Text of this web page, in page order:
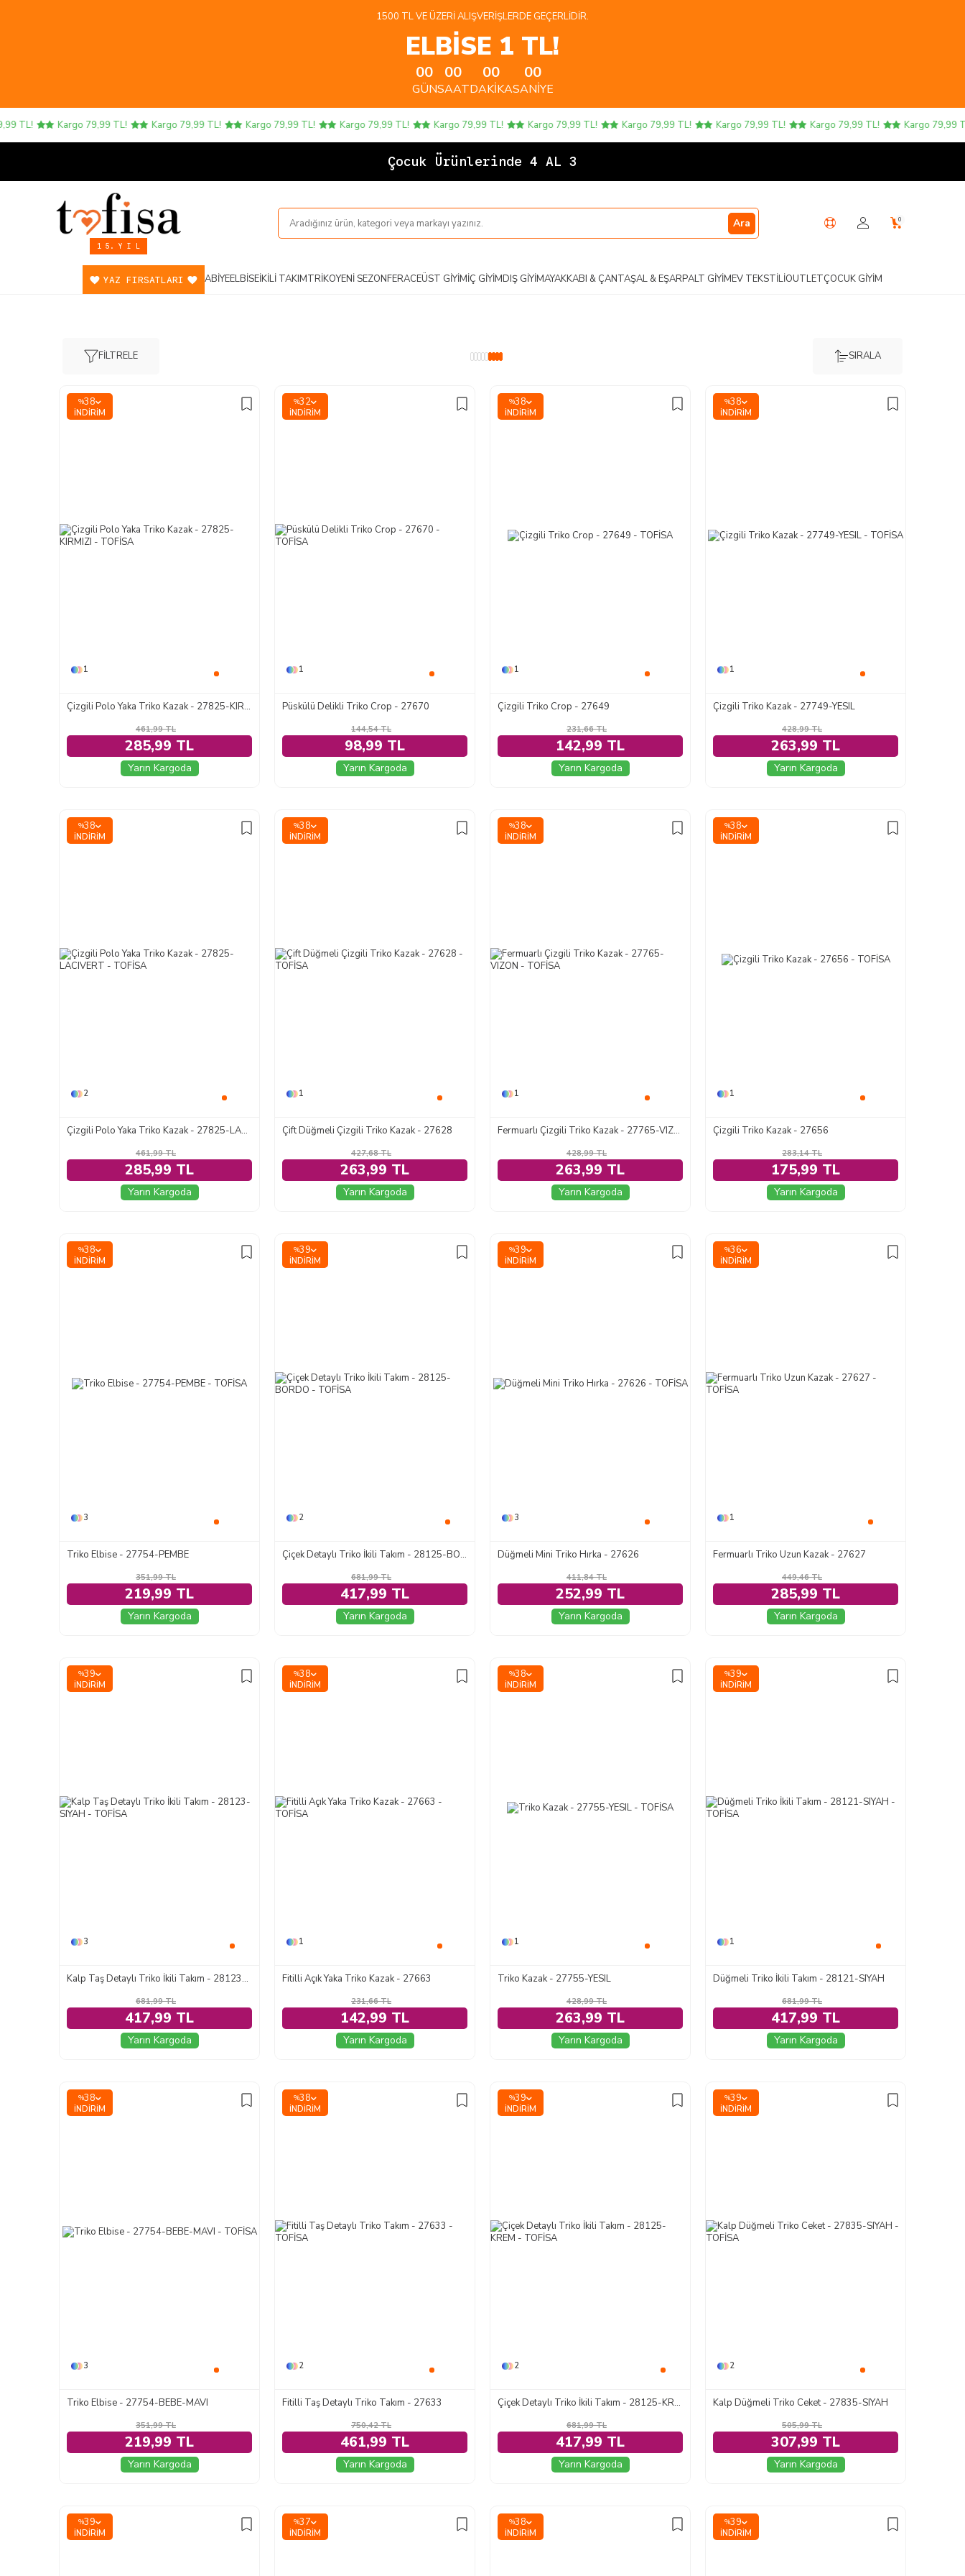
1500 TL VE ÜZERI ALIŞVERIŞLERDE GEÇERLIDIR.
ELBİSE 1 TL!
00
GÜN
00
SAAT
00
DAKIKA
00
SANIYE
Kargo 79,99 TL! Kargo 79,99 TL! Kargo 79,99 TL! Kargo 79,99 TL! Kargo 79,99 TL! Kargo 79,99 TL! Kargo 79,99 TL! Kargo 79,99 TL! Kargo 79,99 TL! Kargo 79,99 TL!
Çocu
1 5. Y I L
Ara 0
YAZ FIRSATLARI ABIYEELBISEİKILI TAKIMTRIKOYENI SEZONFERACEÜST GIYIMİÇ GIYIMDIŞ GIYIMAYAKKABI & ÇANTAŞAL & EŞARPALT GIYIMEV TEKSTILIOUTLETÇOCUK GIYIM
FILTRELE SIRALA
%38
İNDIRIM
1
Çizgili Polo Yaka Triko Kazak - 27825-KIRMIZI
461,99TL
285,99 TL
Yarın Kargoda
%32
İNDIRIM
1
Püskülü Delikli Triko Crop - 27670
144,54TL
98,99 TL
Yarın Kargoda
%38
İNDIRIM
1
Çizgili Triko Crop - 27649
231,66TL
142,99 TL
Yarın Kargoda
%38
İNDIRIM
1
Çizgili Triko Kazak - 27749-YESIL
428,99TL
263,99 TL
Yarın Kargoda
%38
İNDIRIM
2
Çizgili Polo Yaka Triko Kazak - 27825-LACIVERT
461,99TL
285,99 TL
Yarın Kargoda
%38
İNDIRIM
1
Çift Düğmeli Çizgili Triko Kazak - 27628
427,68TL
263,99 TL
Yarın Kargoda
%38
İNDIRIM
1
Fermuarlı Çizgili Triko Kazak - 27765-VIZON
428,99TL
263,99 TL
Yarın Kargoda
%38
İNDIRIM
1
Çizgili Triko Kazak - 27656
283,14TL
175,99 TL
Yarın Kargoda
%38
İNDIRIM
3
Triko Elbise - 27754-PEMBE
351,99TL
219,99 TL
Yarın Kargoda
%39
İNDIRIM
2
Çiçek Detaylı Triko İkili Takım - 28125-BORDO
681,99TL
417,99 TL
Yarın Kargoda
%39
İNDIRIM
3
Düğmeli Mini Triko Hırka - 27626
411,84TL
252,99 TL
Yarın Kargoda
%36
İNDIRIM
1
Fermuarlı Triko Uzun Kazak - 27627
449,46TL
285,99 TL
Yarın Kargoda
%39
İNDIRIM
3
Kalp Taş Detaylı Triko İkili Takım - 28123-SIYAH
681,99TL
417,99 TL
Yarın Kargoda
%38
İNDIRIM
1
Fitilli Açık Yaka Triko Kazak - 27663
231,66TL
142,99 TL
Yarın Kargoda
%38
İNDIRIM
1
Triko Kazak - 27755-YESIL
428,99TL
263,99 TL
Yarın Kargoda
%39
İNDIRIM
1
Düğmeli Triko İkili Takım - 28121-SIYAH
681,99TL
417,99 TL
Yarın Kargoda
%38
İNDIRIM
3
Triko Elbise - 27754-BEBE-MAVI
351,99TL
219,99 TL
Yarın Kargoda
%38
İNDIRIM
2
Fitilli Taş Detaylı Triko Takım - 27633
750,42TL
461,99 TL
Yarın Kargoda
%39
İNDIRIM
2
Çiçek Detaylı Triko İkili Takım - 28125-KREM
681,99TL
417,99 TL
Yarın Kargoda
%39
İNDIRIM
2
Kalp Düğmeli Triko Ceket - 27835-SIYAH
505,99TL
307,99 TL
Yarın Kargoda
%39
İNDIRIM
%37
İNDIRIM
%38
İNDIRIM
%39
İNDIRIM